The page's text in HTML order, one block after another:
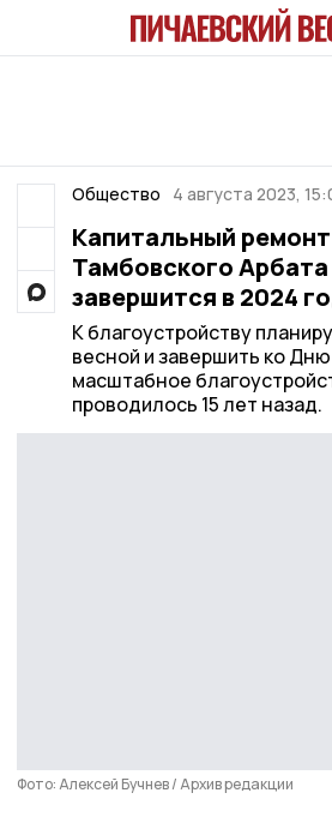
Общество 4 августа 2023,
Капитальный ремонт
Тамбовского Арбата
завершится в 2024
К благоустройству
весной и завершить ко
масштабное
проводилось 15 лет назад.
Фото: Алексей Бучнев / Архив редакции